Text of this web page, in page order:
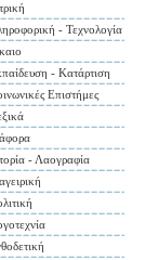
- Τεχνολογία
- Κατάρτιση
Επιστήμες
- Λαογραφία